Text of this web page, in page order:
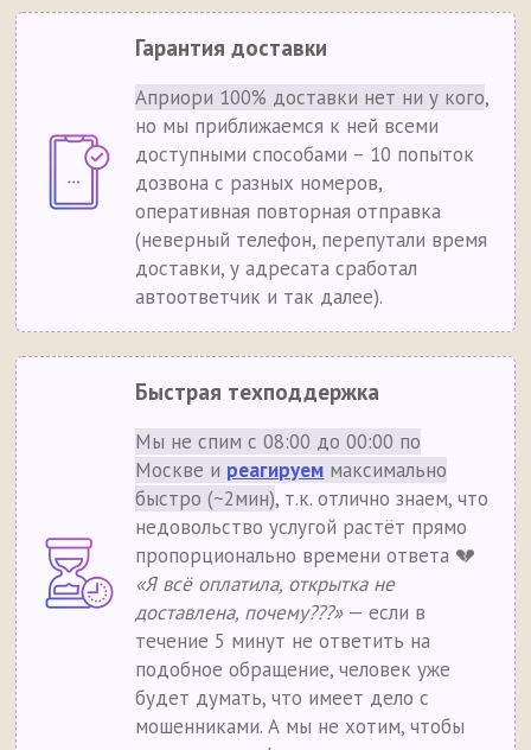
Гарантия доставки
Априори 100% доставки нет ни у кого,
но мы приближаемся к ней всеми
доступными способами – 10 попыток
дозвона с разных номеров,
оперативная повторная отправка
(неверный телефон, перепутали время
доставки, у адресата сработал
автоответчик и так далее).
Быстрая техподдержка
Мы не спим с 08:00 до 00:00 по
Москве и реагируем максимально
быстро (~2мин), т.к. отлично знаем, что
недовольство услугой растёт прямо
пропорционально времени ответа 💔
«Я всё оплатила, открытка не
доставлена, почему???»— если в
течение 5 минут не ответить на
подобное обращение, человек уже
будет думать, что имеет дело с
мошенниками. А мы не хотим, чтобы